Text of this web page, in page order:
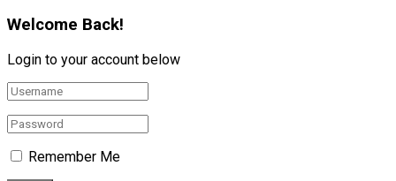
Welcome Back!
Login to your account below
Remember Me